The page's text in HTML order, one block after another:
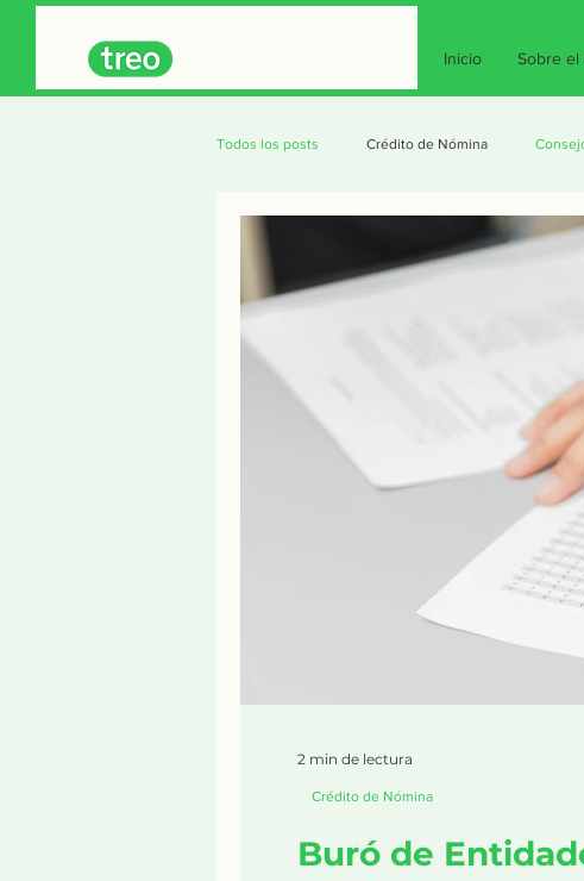
Inicio Sobre
Todos los posts Crédito de Nómina
Consejos para tu
Buró de
Crédito de Nómina
2 min de lectura